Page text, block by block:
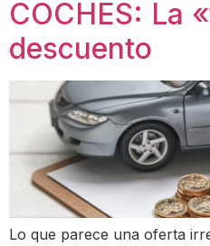
COCHES: La
descuento
Lo que parece una oferta